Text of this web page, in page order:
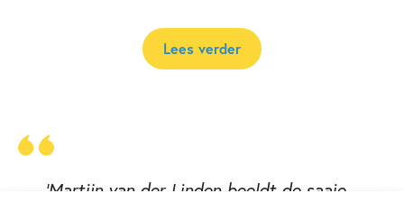
Lees verder
'Martijn van der Linden beeldt de saaie